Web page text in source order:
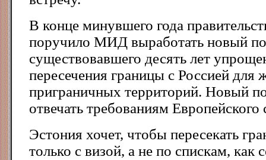
В конце минувшего года
поручило МИД выработать новый
существовавшего десять лет
пересечения границы с Россией для
приграничных территорий. Новый
отвечать требованиям Европейского
Эстония хочет, чтобы пересекать
только с визой, а не по спискам, как